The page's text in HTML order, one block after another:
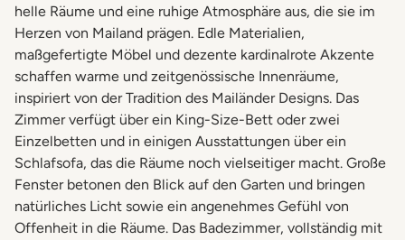
helle Räume und eine ruhige Atmosphäre aus, die sie im
Herzen von Mailand prägen. Edle Materialien,
maßgefertigte Möbel und dezente kardinalrote Akzente
schaffen warme und zeitgenössische Innenräume,
inspiriert von der Tradition des Mailänder Designs. Das
Zimmer verfügt über ein King-Size-Bett oder zwei
Einzelbetten und in einigen Ausstattungen über ein
Schlafsofa, das die Räume noch vielseitiger macht. Große
Fenster betonen den Blick auf den Garten und bringen
natürliches Licht sowie ein angenehmes Gefühl von
Offenheit in die Räume. Das Badezimmer, vollständig mit